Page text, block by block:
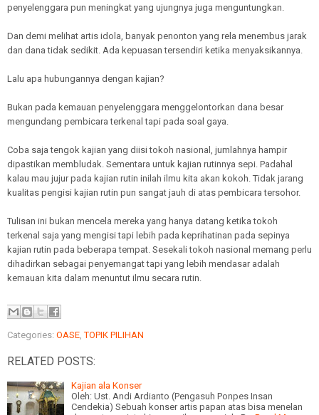
penyelenggara pun meningkat yang ujungnya juga menguntungkan.
Dan demi melihat artis idola, banyak penonton yang rela menembus jarak
dan dana tidak sedikit. Ada kepuasan tersendiri ketika menyaksikannya.
Lalu apa hubungannya dengan kajian?
Bukan pada kemauan penyelenggara menggelontorkan dana besar
mengundang pembicara terkenal tapi pada soal gaya.
Coba saja tengok kajian yang diisi tokoh nasional, jumlahnya hampir
dipastikan membludak. Sementara untuk kajian rutinnya sepi. Padahal
kalau mau jujur pada kajian rutin inilah ilmu kita akan kokoh. Tidak jarang
kualitas pengisi kajian rutin pun sangat jauh di atas pembicara tersohor.
Tulisan ini bukan mencela mereka yang hanya datang ketika tokoh
terkenal saja yang mengisi tapi lebih pada keprihatinan pada sepinya
kajian rutin pada beberapa tempat. Sesekali tokoh nasional memang perlu
dihadirkan sebagai penyemangat tapi yang lebih mendasar adalah
kemauan kita dalam menuntut ilmu secara rutin.
Categories: OASE ,TOPIK PILIHAN
RELATED POSTS:
Kajian ala Konser
Oleh: Ust. Andi Ardianto (Pengasuh Ponpes Insan
Cendekia) Sebuah konser artis papan atas bisa menelan